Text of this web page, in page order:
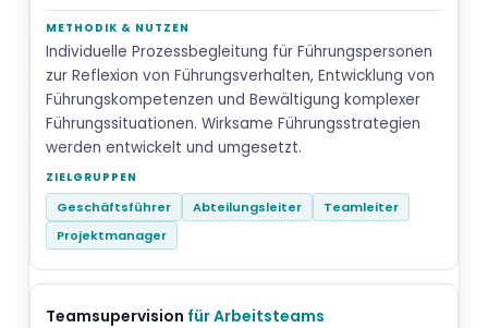
Individuelle Prozessbegleitung für Führungspersonen
zur Reflexion von Führungsverhalten, Entwicklung von
Führungskompetenzen und Bewältigung komplexer
Führungssituationen. Wirksame Führungsstrategien
werden entwickelt und umgesetzt.
Geschäftsführer Abteilungsleiter
Teamleiter
Projektmanager
Teamsupervision für Arbeitsteams